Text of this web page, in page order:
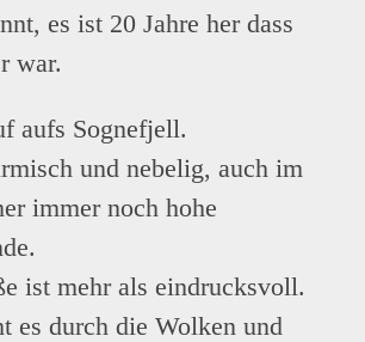
es ist 20 Jahre her dass
war.
aufs Sognefjell.
und nebelig, auch im
immer noch hohe
ist mehr als eindrucksvoll.
es durch die Wolken und